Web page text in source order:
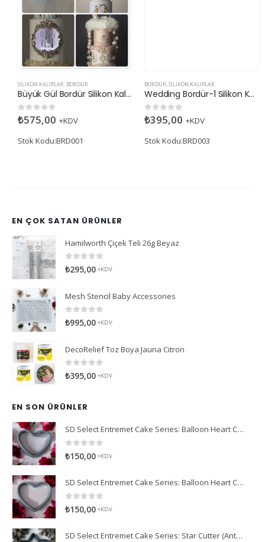
SILIKON KALIPLAR,BORDÜR
Büyük Gül Bordür Silikon Kalıp
5 üzerinden
₺575,00 +KDV
Stok Kodu:BRD001
BORDÜR,SILIKON KALIPLAR
Wedding Bordür-1 Silikon Kalıp
5 üzerinden
395,00 +KDV
Stok Kodu:BRD003
EN ÇOK SATAN ÜRÜNLER
Hamilworth Çiçek Teli 26g Beyaz
0 5 üzerinden
₺295,00 +KDV
Mesh Stencil Baby Accessories
0 5 üzerinden
₺995,00 +KDV
DecoRelief Toz Boya Jauna Citron
05 üzerinden
₺395,00 +KDV
EN SON ÜRÜNLER
SD Select Entremet Cake Series: Balloon Heart Cutter Small Cutter (Antreme Pasta Serisi: Balon Kalp Kesici)
0 5 üzerinden
₺150,00 +KDV
SD Select Entremet Cake Series: Balloon Heart Cutter Cutter (Antreme Pasta Serisi: Balon Kalp Kesici)
0
₺150,00 +KDV
SD Select Entremet Cake Series: Star Cutter (Antreme Pasta Serisi: Yıldız Kesici)